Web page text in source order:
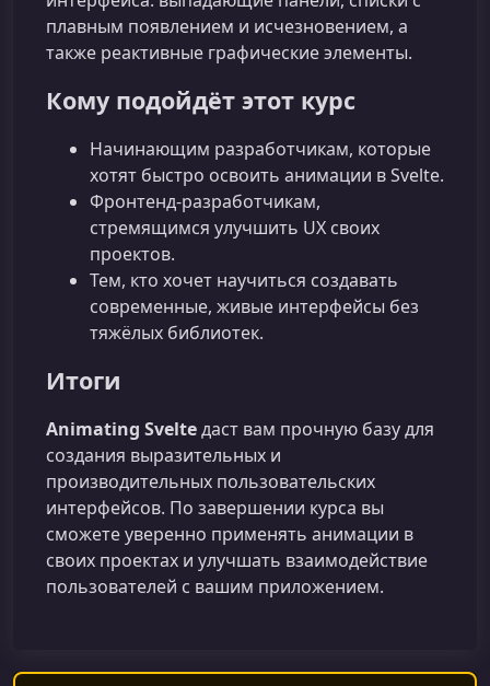
плавным появлением и исчезновением, а
также реактивные графические элементы.
Кому подойдёт этот курс
Начинающим разработчикам, которые
хотят быстро освоить анимации в Svelte.
Фронтенд‑разработчикам,
стремящимся улучшить UX своих
проектов.
Тем, кто хочет научиться создавать
современные, живые интерфейсы без
тяжёлых библиотек.
Итоги
Animating Svelteдаст вам прочную базу для
создания выразительных и
производительных пользовательских
интерфейсов. По завершении курса вы
сможете уверенно применять анимации в
своих проектах и улучшать взаимодействие
пользователей с вашим приложением.